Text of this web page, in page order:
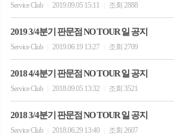
Service Club 2019.09.05 15:11 조회 2888
2019 3/4분기 판문점 NO TOUR 일 공지
Service Club 2019.06.19 13:27 조회 2709
2018 4/4분기 판문점 NO TOUR 일 공지
Service Club 2018.09.05 13:32 조회 3521
2018 3/4분기 판문점 NO TOUR 일 공지
Service Club 2018.06.29 13:40 조회 2607